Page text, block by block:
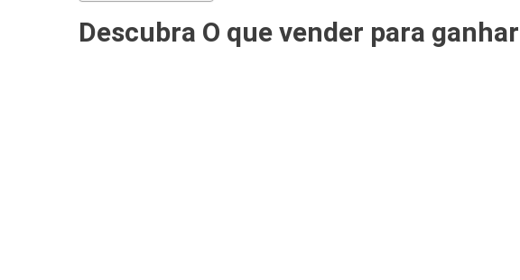
Descubra O que vender para